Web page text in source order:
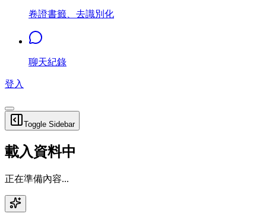
卷證書籤、去識別化
聊天紀錄
登入
Toggle Sidebar
載入資料中
正在準備內容...